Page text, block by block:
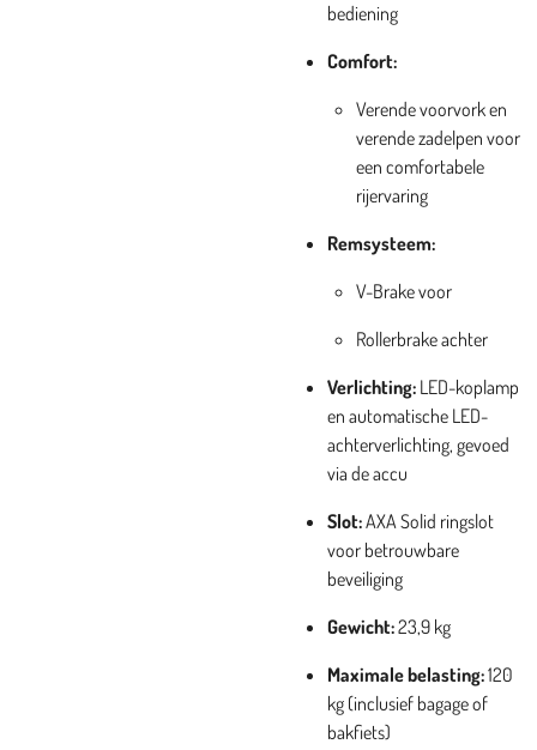
bediening
Comfort:
Verende voorvork en
verende zadelpen voor
een comfortabele
rijervaring
Remsysteem:
V-Brake voor
Rollerbrake achter
Verlichting: LED-koplamp
en automatische LED-
achterverlichting, gevoed
via de accu
Slot:AXA Solid ringslot
voor betrouwbare
beveiliging
Gewicht:23,9 kg
Maximale belasting:120
kg (inclusief bagage of
bakfiets)